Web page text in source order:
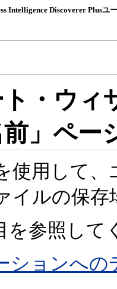
Intelligence Discoverer Plusユ
ト・ウ
」ペー
使用して
イルの保
を参照して
ションへ